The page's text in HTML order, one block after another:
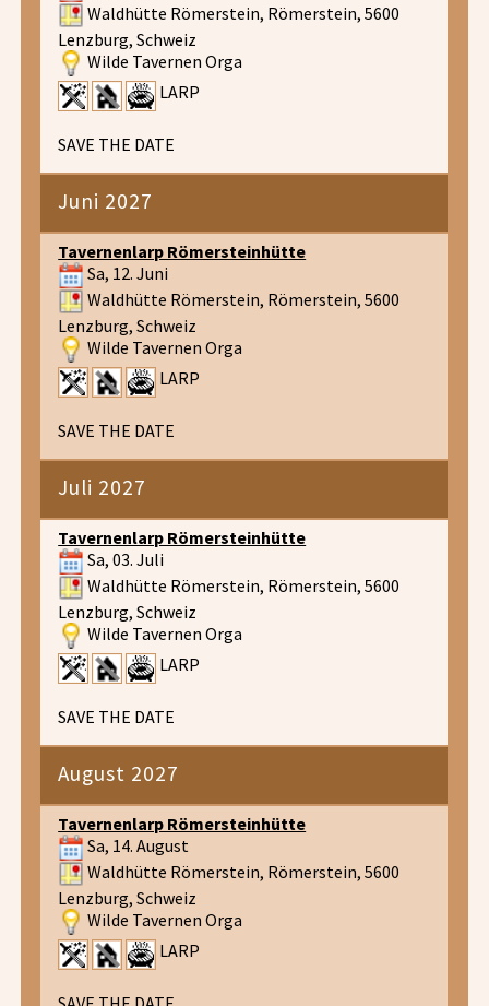
Waldhütte Römerstein, Römerstein, 5600
Lenzburg, Schweiz
Wilde Tavernen Orga
LARP
SAVE THE DATE
Juni 2027
Tavernenlarp Römersteinhütte
Sa, 12. Juni
Waldhütte Römerstein, Römerstein, 5600
Lenzburg, Schweiz
Wilde Tavernen Orga
LARP
SAVE THE DATE
Juli 2027
Tavernenlarp Römersteinhütte
Sa, 03. Juli
Waldhütte Römerstein, Römerstein, 5600
Lenzburg, Schweiz
Wilde Tavernen Orga
LARP
SAVE THE DATE
August 2027
Tavernenlarp Römersteinhütte
Sa, 14. August
Waldhütte Römerstein, Römerstein, 5600
Lenzburg, Schweiz
Wilde Tavernen Orga
LARP